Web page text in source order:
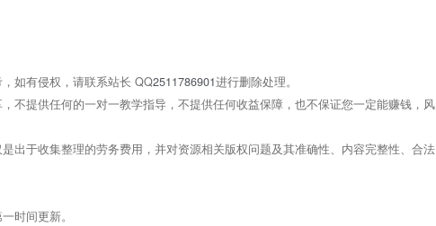
如有侵权，请联系站长 QQ2511786901进行删除处理。
不提供任何的一对一教学指导，不提供任何收益保障，也不保证您一定能赚钱，风
出于收集整理的劳务费用，并对资源相关版权问题及其准确性、内容完整性、合法
时间更新。